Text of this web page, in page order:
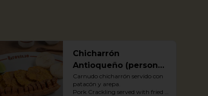
Chicharrón
Antioqueño (personal
o para compartir)
Carnudo chicharrón servido con
patacón y arepa.
Pork Crackling served with fried